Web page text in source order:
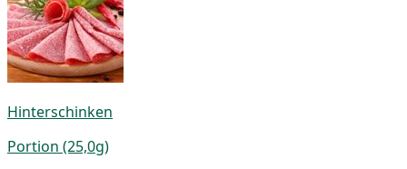
Hinterschinken
Portion (25,0g)